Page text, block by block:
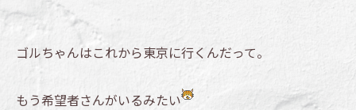
ゴルちゃんはこれから東京に行くんだって。
もう希望者さんがいるみたい